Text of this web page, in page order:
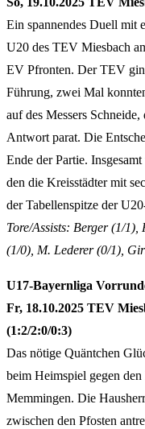
Ein spannendes Duell mit
U20 des TEV Miesbach
EV Pfronten. Der TEV
Führung, zwei Mal
auf des Messers
Antwort parat. Die
Ende der Partie.
den die Kreisstädter mit
der Tabellenspitze der
Tore/Assists: Berger (1/
(1/0), M. Lederer (0/1),
U17-Bayernliga
Fr, 18.10.2025 TEV
(1:2/2:0/0:3)
Das nötige Quäntchen
beim Heimspiel gegen
Memmingen. Die
zwischen den Pfosten